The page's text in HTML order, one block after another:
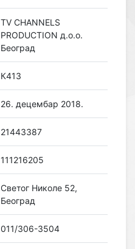
TV CHANNELS
PRODUCTION д.о.о.
Београд
К413
26. децембар 2018.
21443387
111216205
Светог Николе 52,
Београд
011/306-3504